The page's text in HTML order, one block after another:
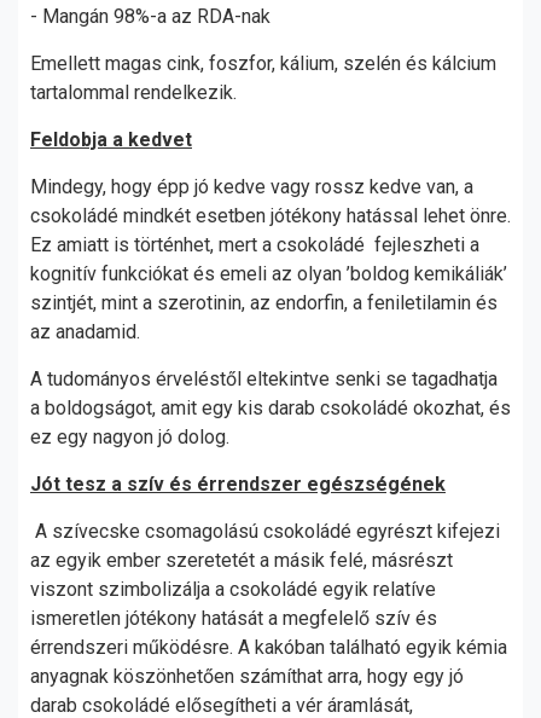
- Mangán 98%-a az RDA-nak
Emellett magas cink, foszfor, kálium, szelén és kálcium
tartalommal rendelkezik.
Feldobja a kedvet
Mindegy, hogy épp jó kedve vagy rossz kedve van, a
csokoládé mindkét esetben jótékony hatással lehet önre.
Ez amiatt is történhet, mert a csokoládé fejleszheti a
kognitív funkciókat és emeli az olyan ’boldog kemikáliák’
szintjét, mint a szerotinin, az endorfin, a feniletilamin és
az anadamid.
A tudományos érveléstől eltekintve senki se tagadhatja
a boldogságot, amit egy kis darab csokoládé okozhat, és
ez egy nagyon jó dolog.
Jót tesz a szív és érrendszer egészségének
A szívecske csomagolású csokoládé egyrészt kifejezi
az egyik ember szeretetét a másik felé, másrészt
viszont szimbolizálja a csokoládé egyik relatíve
ismeretlen jótékony hatását a megfelelő szív és
érrendszeri működésre. A kakóban található egyik kémia
anyagnak köszönhetően számíthat arra, hogy egy jó
darab csokoládé elősegítheti a vér áramlását,